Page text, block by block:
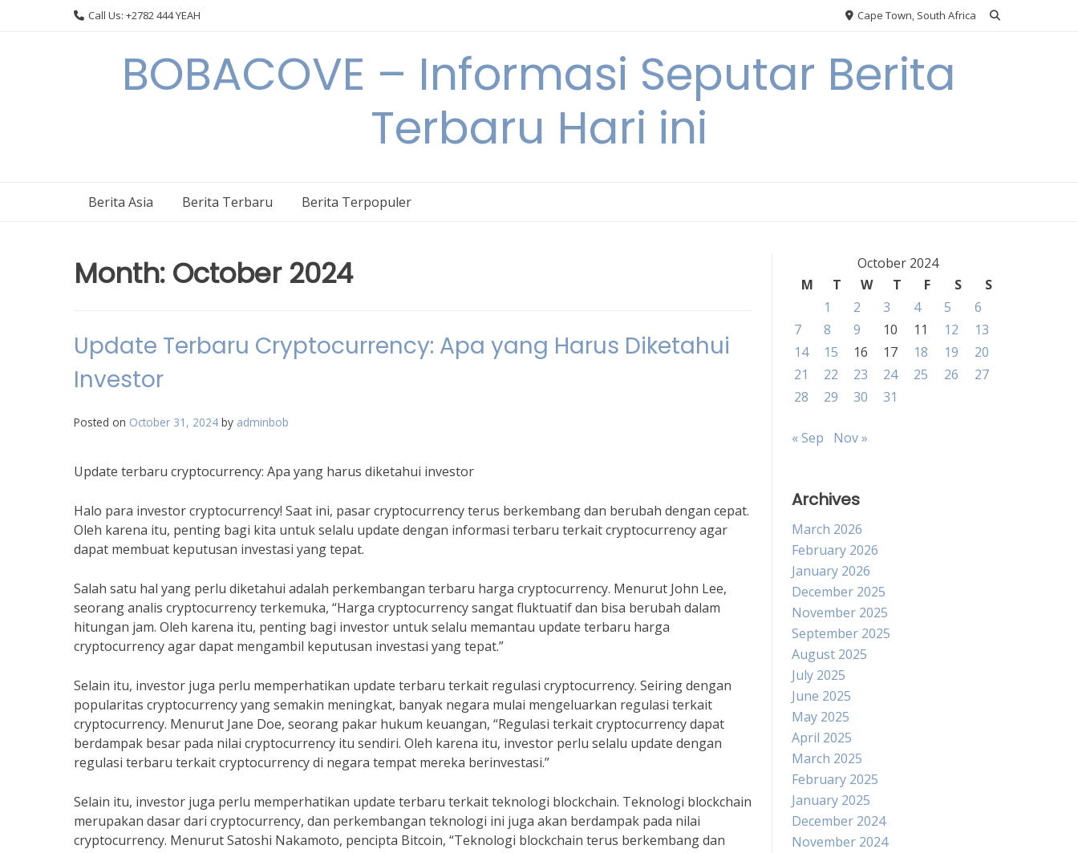
Call Us: +2782 444 YEAH Cape Town, South Africa
BOBACOVE – Informasi Seputar Berita
Terbaru Hari ini
Berita Asia Berita Terbaru Berita Terpopuler
Month: October 2024
Update Terbaru Cryptocurrency: Apa yang Harus Diketahui
Investor
Posted on October 31, 2024 by adminbob
Update terbaru cryptocurrency: Apa yang harus diketahui investor
Halo para investor cryptocurrency! Saat ini, pasar cryptocurrency terus berkembang dan berubah dengan cepat.
Oleh karena itu, penting bagi kita untuk selalu update dengan informasi terbaru terkait cryptocurrency agar
dapat membuat keputusan investasi yang tepat.
Salah satu hal yang perlu diketahui adalah perkembangan terbaru harga cryptocurrency. Menurut John Lee,
seorang analis cryptocurrency terkemuka, “Harga cryptocurrency sangat fluktuatif dan bisa berubah dalam
hitungan jam. Oleh karena itu, penting bagi investor untuk selalu memantau update terbaru harga
cryptocurrency agar dapat mengambil keputusan investasi yang tepat.”
Selain itu, investor juga perlu memperhatikan update terbaru terkait regulasi cryptocurrency. Seiring dengan
popularitas cryptocurrency yang semakin meningkat, banyak negara mulai mengeluarkan regulasi terkait
cryptocurrency. Menurut Jane Doe, seorang pakar hukum keuangan, “Regulasi terkait cryptocurrency dapat
berdampak besar pada nilai cryptocurrency itu sendiri. Oleh karena itu, investor perlu selalu update dengan
regulasi terbaru terkait cryptocurrency di negara tempat mereka berinvestasi.”
Selain itu, investor juga perlu memperhatikan update terbaru terkait teknologi blockchain. Teknologi blockchain
merupakan dasar dari cryptocurrency, dan perkembangan teknologi ini juga akan berdampak pada nilai
cryptocurrency. Menurut Satoshi Nakamoto, pencipta Bitcoin, “Teknologi blockchain terus berkembang dan
October 2024
M
T W T F S
S
1
2 3 4 5
6
7
8 9 10 11 12
13
14
15 16 17 18 19
20
21
22 23 24 25 26
27
28
29 30 31
« Sep Nov »
Archives
March 2026
February 2026
January 2026
December 2025
November 2025
September 2025
August 2025
July 2025
June 2025
May 2025
April 2025
March 2025
February 2025
January 2025
December 2024
November 2024